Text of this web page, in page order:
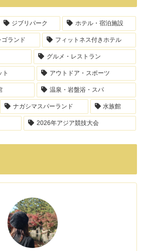
ジブリパーク ホテル・宿泊施設
ゴランド フィットネス付きホテル
グルメ・レストラン
ト アウトドア・スポーツ
温泉・岩盤浴・スパ
ナガシマスパーランド 水族館
2026年アジア競技大会